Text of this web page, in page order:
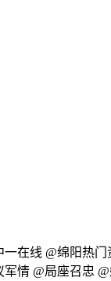
一在线 @绵阳热
情 @局座召忠